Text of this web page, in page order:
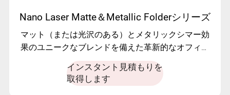
Nano Laser Matte＆Metallic Folderシリーズ
マット（または光沢のある）とメタリックシマー効
果のユニークなブレンドを備えた革新的なオフィス
インスタント見積もりを
取得します